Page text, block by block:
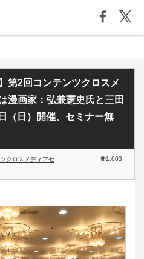
第2回コンテンツクロスメ
漫画家：弘兼憲史氏と三田
（日）開催、セミナー無
クロスメディアセ
1,603